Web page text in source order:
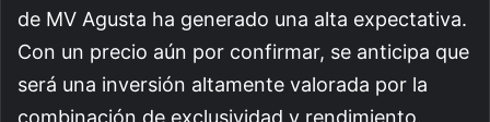
de MV Agusta ha generado una alta expectativa.
Con un precio aún por confirmar, se anticipa que
será una inversión altamente valorada por la